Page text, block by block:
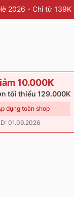
2026 - Chỉ từ 139K
10.000K
tối thiểu 129.000K
dụng toàn shop
01.09.2026